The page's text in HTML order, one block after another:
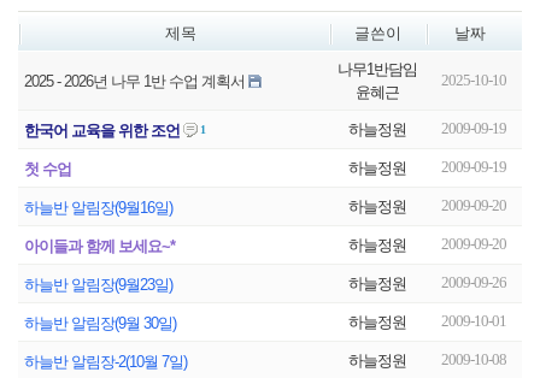
제목 글쓴이 날짜
2025 - 2026년 나무 1반 수업 계획서
나무1반담임
윤혜근
2025-10-10
한국어 교육을 위한 조언 1 하늘정원 2009-09-19
첫 수업 하늘정원 2009-09-19
하늘반 알림장(9월16일) 하늘정원 2009-09-20
아이들과 함께 보세요~* 하늘정원 2009-09-20
하늘반 알림장(9월23일) 하늘정원 2009-09-26
하늘반 알림장(9월 30일) 하늘정원 2009-10-01
하늘반 알림장-2(10월 7일) 하늘정원 2009-10-08